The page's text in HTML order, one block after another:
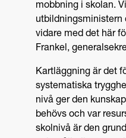
mobbning i skolan.
utbildningsministern
vidare med det här
Frankel,
Kartläggning är det
systematiska
nivå ger den
behövs och var
skolnivå är den